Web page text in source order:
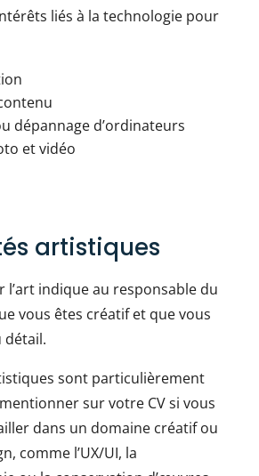
liés à la technologie pour
dépannage d’ordinateurs
et vidéo
artistiques
l’art indique au responsable du
vous êtes créatif et que vous
détail.
sont particulièrement
sur votre CV si vous
dans un domaine créatif ou
comme l’UX/UI, la